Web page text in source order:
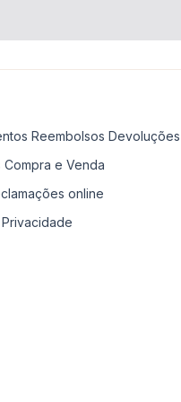
Reembolsos Devoluções
e Venda
online